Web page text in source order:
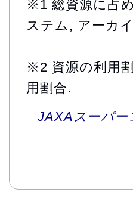
※1 総資源に占
ステム, アーカ
※2 資源の利用
用割合.
JAXAスーパー